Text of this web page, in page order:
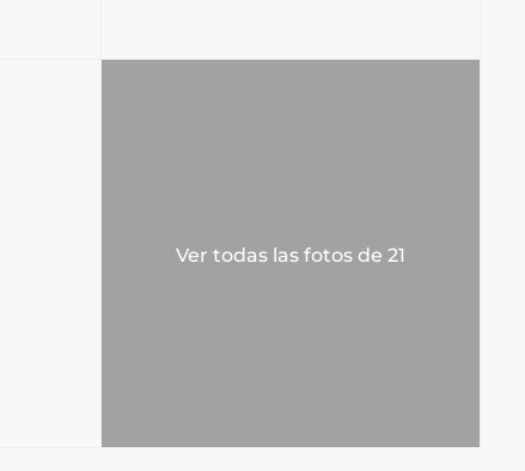
Ver todas las fotos de 21